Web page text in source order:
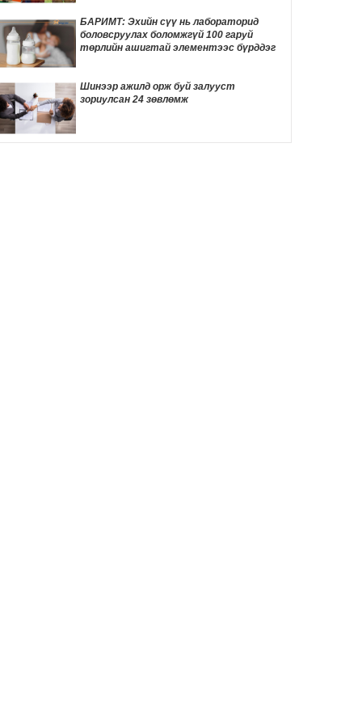
9 цаг 15 мин
ДҮН ШИНЖИЛГЭЭ: Америк- Хятадын
эмзэг харилцаа
9 цаг 25 мин
Д.Трамп төрөлхийн иргэншлийг дахин
хязгаарлахыг оролдлоо
БАРИМТ: Эхийн сүү нь лабораторид
боловсруулах боломжгүй 100 гаруй
төрлийн ашигтай элементээс бүрддэг
Шинээр ажилд орж буй залууст
зориулсан 24 зөвлөмж